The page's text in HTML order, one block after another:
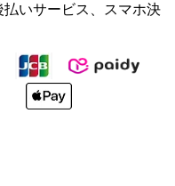
いサービス、スマホ決